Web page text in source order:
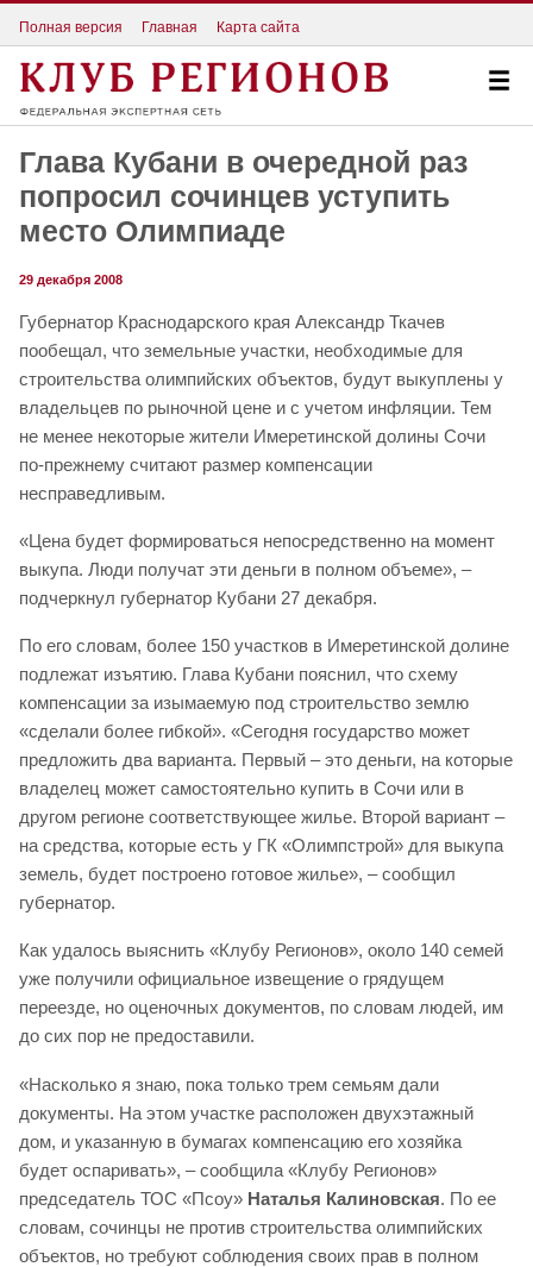
Полная версия Главная Карта сайта
Глава Кубани в очередной раз
попросил сочинцев уступить
место Олимпиаде
29 декабря 2008
Губернатор Краснодарского края Александр Ткачев
пообещал, что земельные участки, необходимые для
строительства олимпийских объектов, будут выкуплены у
владельцев по рыночной цене и с учетом инфляции. Тем
не менее некоторые жители Имеретинской долины Сочи
по-прежнему считают размер компенсации
несправедливым.
«Цена будет формироваться непосредственно на момент
выкупа. Люди получат эти деньги в полном объеме», –
подчеркнул губернатор Кубани 27 декабря.
По его словам, более 150 участков в Имеретинской долине
подлежат изъятию. Глава Кубани пояснил, что схему
компенсации за изымаемую под строительство землю
«сделали более гибкой». «Сегодня государство может
предложить два варианта. Первый – это деньги, на которые
владелец может самостоятельно купить в Сочи или в
другом регионе соответствующее жилье. Второй вариант –
на средства, которые есть у ГК «Олимпстрой» для выкупа
земель, будет построено готовое жилье», – сообщил
губернатор.
Как удалось выяснить «Клубу Регионов», около 140 семей
уже получили официальное извещение о грядущем
переезде, но оценочных документов, по словам людей, им
до сих пор не предоставили.
«Насколько я знаю, пока только трем семьям дали
документы. На этом участке расположен двухэтажный
дом, и указанную в бумагах компенсацию его хозяйка
будет оспаривать», – сообщила «Клубу Регионов»
председатель ТОС «Псоу» Наталья Калиновская. По ее
словам, сочинцы не против строительства олимпийских
объектов, но требуют соблюдения своих прав в полном